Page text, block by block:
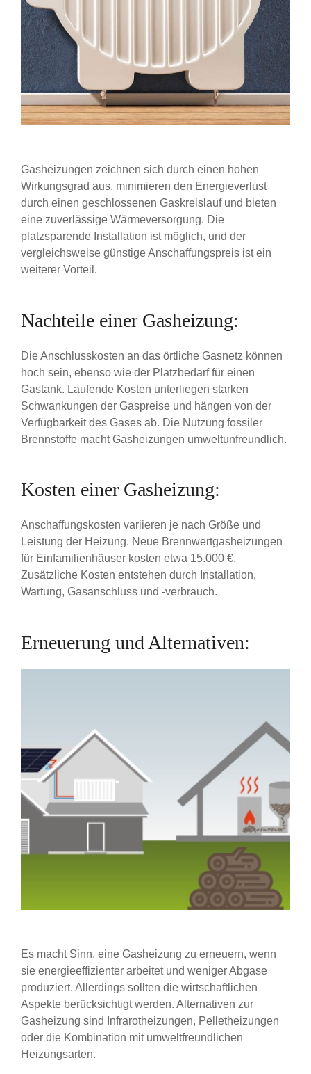
Gasheizungen zeichnen sich durch einen hohen
Wirkungsgrad aus, minimieren den Energieverlust
durch einen geschlossenen Gaskreislauf und bieten
eine zuverlässige Wärmeversorgung. Die
platzsparende Installation ist möglich, und der
vergleichsweise günstige Anschaffungspreis ist ein
weiterer Vorteil.
Nachteile einer Gasheizung:
Die Anschlusskosten an das örtliche Gasnetz können
hoch sein, ebenso wie der Platzbedarf für einen
Gastank. Laufende Kosten unterliegen starken
Schwankungen der Gaspreise und hängen von der
Verfügbarkeit des Gases ab. Die Nutzung fossiler
Brennstoffe macht Gasheizungen umweltunfreundlich.
Kosten einer Gasheizung:
Anschaffungskosten variieren je nach Größe und
Leistung der Heizung. Neue Brennwertgasheizungen
für Einfamilienhäuser kosten etwa 15.000 €.
Zusätzliche Kosten entstehen durch Installation,
Wartung, Gasanschluss und -verbrauch.
Erneuerung und Alternativen:
Es macht Sinn, eine Gasheizung zu erneuern, wenn
sie energieeffizienter arbeitet und weniger Abgase
produziert. Allerdings sollten die wirtschaftlichen
Aspekte berücksichtigt werden. Alternativen zur
Gasheizung sind Infrarotheizungen, Pelletheizungen
oder die Kombination mit umweltfreundlichen
Heizungsarten.